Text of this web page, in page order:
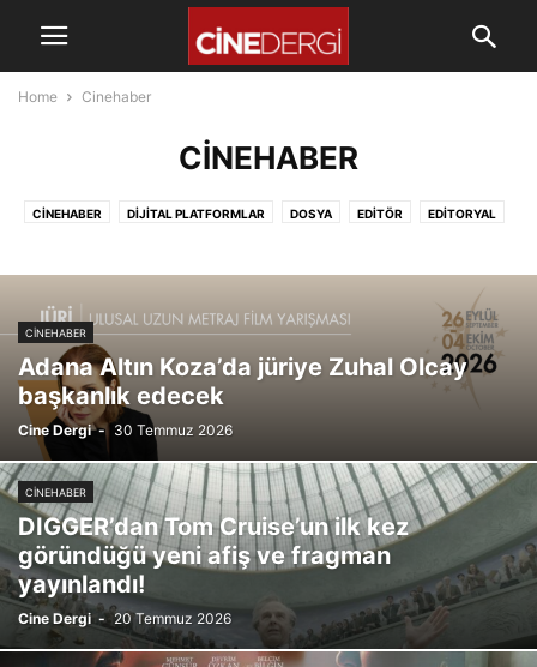
Home Cinehaber
CINEHABER
CINEHABER DIJITAL PLATFORMLAR DOSYA EDITÖR EDİTORYAL
RÖPORTAJ TV BÖLÜMÜ VIZYON SONRASI MÜLAHAZA
CINEHABER
Adana Altın Koza’da jüriye Zuhal Olcay
başkanlık edecek
Cine Dergi - 30 Temmuz 2026
CINEHABER
DIGGER’dan Tom Cruise’un ilk kez
göründüğü yeni afiş ve fragman
yayınlandı!
Cine Dergi - 20 Temmuz 2026